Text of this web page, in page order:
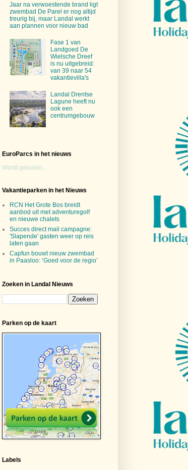
Jaar na verwoestende brand ligt
zwembad De Parel er nog altijd
treurig bij, maar Landal werkt
aan plannen voor nieuw bad
Fase 1 van
Landgoed De
Wielsche Dreef
is nu uitgebreid:
van 39 naar 54
vakantievilla's
Landal Drentse
Lagune heeft nu
ook een
centrumgebouw
EuroParcs in het nieuws
Wordt geladen...
Vakantieparken in het Nieuws
RCN Het Grote Bos breidt
aanbod uit met adventuregolf
en nieuwe chalets
Succes direct mail campagne:
'Slapende' gasten weer op reis
laten gaan
Capfun bouwt nieuw zwembad
in Paasloo: ‘Goed voor de regio’
Zoeken in Landal Nieuws
Parken op de kaart
Labels